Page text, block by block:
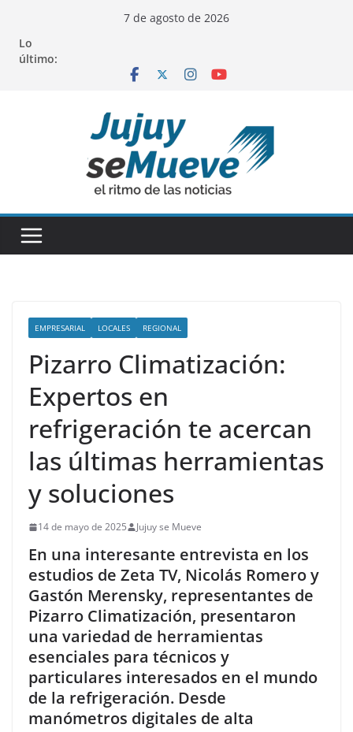
contenido
7 de agosto de 2026
Lo
último:
EMPRESARIAL LOCALES REGIONAL
Pizarro Climatización:
Expertos en
refrigeración te acercan
las últimas herramientas
y soluciones
14 de mayo de 2025 Jujuy se Mueve
En una interesante entrevista en los
estudios de Zeta TV, Nicolás Romero y
Gastón Merensky, representantes de
Pizarro Climatización, presentaron
una variedad de herramientas
esenciales para técnicos y
particulares interesados en el mundo
de la refrigeración. Desde
manómetros digitales de alta